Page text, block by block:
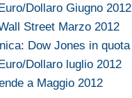
Dollaro Giugno 2012
Street Marzo 2012
Dow Jones in quota
Dollaro luglio 2012
a Maggio 2012